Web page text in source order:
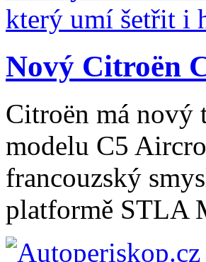
Nový Citroën
Citroën má nový
modelu C5
francouzský
platformě STLA